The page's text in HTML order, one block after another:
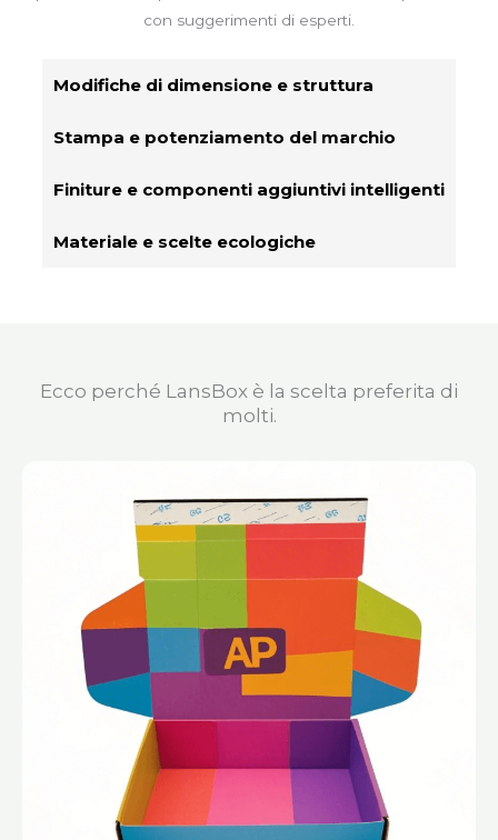
con suggerimenti di esperti.
Modifiche di dimensione e struttura
Stampa e potenziamento del marchio
Finiture e componenti aggiuntivi intelligenti
Materiale e scelte ecologiche
Ecco perché LansBox è la scelta preferita di
molti.